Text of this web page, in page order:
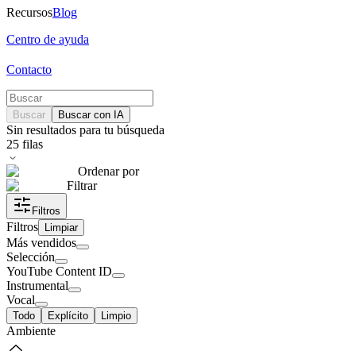
RecursosBlog
Centro de ayuda
Contacto
Buscar Buscar con IA
Sin resultados para tu búsqueda
25 filas
Ordenar por
Filtrar
Filtros
Filtros Limpiar
Más vendidos
Selección
YouTube Content ID
Instrumental
Vocal
Todo Explícito Limpio
Ambiente